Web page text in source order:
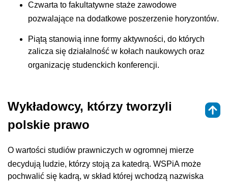
Czwarta to fakultatywne staże zawodowe
pozwalające na dodatkowe poszerzenie horyzontów.
Piątą stanowią inne formy aktywności, do których
zalicza się działalność w kołach naukowych oraz
organizację studenckich konferencji.
Wykładowcy, którzy tworzyli
polskie prawo
O wartości studiów prawniczych w ogromnej mierze
decydują ludzie, którzy stoją za katedrą. WSPiA może
pochwalić się kadrą, w skład której wchodzą nazwiska